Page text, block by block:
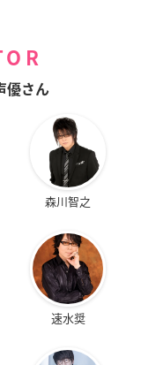
優さん
森川智之
速水奨